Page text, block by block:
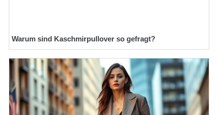
Warum sind Kaschmirpullover so gefragt?